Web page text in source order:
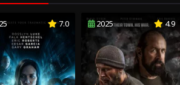
7.0 2025 4.9